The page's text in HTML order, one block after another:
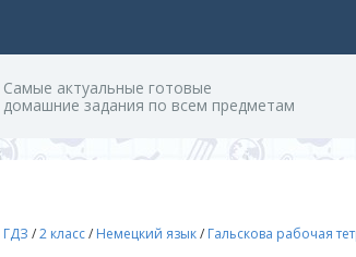
Cамые актуальные готовые
домашние задания по всем предметам
ГДЗ /2 класс/ Немецкий язык/ Гальскова рабочая